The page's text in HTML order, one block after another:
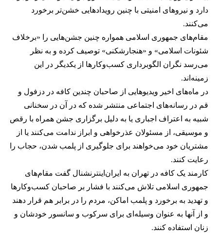
دارد و نیروهای امنیتی با چنین رویدادهایی خشن‌تر برخورد
می‌کنند.
مقام‌های جمهوری اسلامی همواره چنین جشن‌هایی را «برخلاف
شئونات اسلامی» و «هنجارشکنی» توصیف کرده و به نظر
می‌رسد نگران الگوبرداری کسب‌وکارها از یکدیگر در این
زمینه‌اند.
در ماه‌های اخیر ویدیوهایی از صاحبان چندین کافه در دزفول و
قم در رسانه‌های اجتماعی منتشر شده که در آن در سخنانی
شبیه به اعتراف اجباری یا به دلیل برگزاری جشن همراه با رقص
و موسیقی، از مسئولان عذرخواهی و ابراز ندامت می‌کنند یا از
مشتریان خود می‌خواهند برای جلوگیری از پلمب شدن، حجاب را
رعایت کنند.
کارمند یک کافه در تهران به ایران‌اینترنشنال گفت مقام‌های
جمهوری اسلامی تلاش می‌کنند با فشار بر صاحبان کسب‌وکارها
و تهدید به برخورد و پلمب اماکن، مردم را در برابر هم قرار دهند
و از آنها به عنوان وسیله‌ای برای سرکوب و سانسور خودشان و
زنان استفاده کنند.